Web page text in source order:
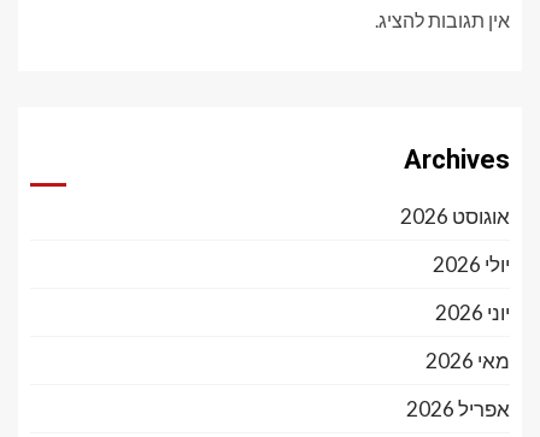
אין תגובות להציג.
Archives
אוגוסט 2026
יולי 2026
יוני 2026
מאי 2026
אפריל 2026